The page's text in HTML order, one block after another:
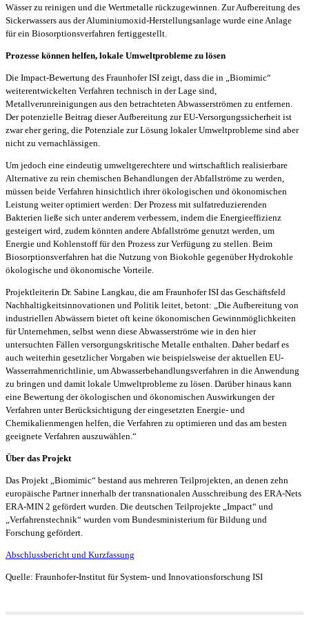
Wässer zu reinigen und die Wertmetalle rückzugewinnen. Zur Aufbereitung des
Sickerwassers aus der Aluminiumoxid-Herstellungsanlage wurde eine Anlage
für ein Biosorptionsverfahren fertiggestellt.
Prozesse können helfen, lokale Umweltprobleme zu lösen
Die Impact-Bewertung des Fraunhofer ISI zeigt, dass die in „Biomimic“
weiterentwickelten Verfahren technisch in der Lage sind,
Metallverunreinigungen aus den betrachteten Abwasserströmen zu entfernen.
Der potenzielle Beitrag dieser Aufbereitung zur EU-Versorgungssicherheit ist
zwar eher gering, die Potenziale zur Lösung lokaler Umweltprobleme sind aber
nicht zu vernachlässigen.
Um jedoch eine eindeutig umweltgerechtere und wirtschaftlich realisierbare
Alternative zu rein chemischen Behandlungen der Abfallströme zu werden,
müssen beide Verfahren hinsichtlich ihrer ökologischen und ökonomischen
Leistung weiter optimiert werden: Der Prozess mit sulfatreduzierenden
Bakterien ließe sich unter anderem verbessern, indem die Energieeffizienz
gesteigert wird, zudem könnten andere Abfallströme genutzt werden, um
Energie und Kohlenstoff für den Prozess zur Verfügung zu stellen. Beim
Biosorptionsverfahren hat die Nutzung von Biokohle gegenüber Hydrokohle
ökologische und ökonomische Vorteile.
Projektleiterin Dr. Sabine Langkau, die am Fraunhofer ISI das Geschäftsfeld
Nachhaltigkeitsinnovationen und Politik leitet, betont: „Die Aufbereitung von
industriellen Abwässern bietet oft keine ökonomischen Gewinnmöglichkeiten
für Unternehmen, selbst wenn diese Abwasserströme wie in den hier
untersuchten Fällen versorgungskritische Metalle enthalten. Daher bedarf es
auch weiterhin gesetzlicher Vorgaben wie beispielsweise der aktuellen EU-
Wasserrahmenrichtlinie, um Abwasserbehandlungsverfahren in die Anwendung
zu bringen und damit lokale Umweltprobleme zu lösen. Darüber hinaus kann
eine Bewertung der ökologischen und ökonomischen Auswirkungen der
Verfahren unter Berücksichtigung der eingesetzten Energie- und
Chemikalienmengen helfen, die Verfahren zu optimieren und das am besten
geeignete Verfahren auszuwählen.“
Über das Projekt
Das Projekt „Biomimic“ bestand aus mehreren Teilprojekten, an denen zehn
europäische Partner innerhalb der transnationalen Ausschreibung des ERA-Nets
ERA-MIN 2 gefördert wurden. Die deutschen Teilprojekte „Impact“ und
„Verfahrenstechnik“ wurden vom Bundesministerium für Bildung und
Forschung gefördert.
Abschlussbericht und Kurzfassung
Quelle: Fraunhofer-Institut für System- und Innovationsforschung ISI